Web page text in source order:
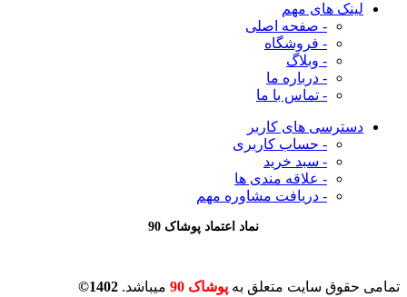
لینک های مهم
- صفحه اصلی
- فروشگاه
- وبلاگ
- درباره ما
- تماس با ما
دسترسی های کاربر
- حساب کاربری
- سبد خرید
- علاقه مندی ها
- دریافت مشاوره مهم
نماد اعتماد پوشاک 90
تمامی حقوق سایت متعلق به پوشاک 90 میباشد. 1402©